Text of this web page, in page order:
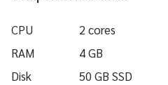
CPU
2 cores
RAM
4 GB
Disk
50 GB SSD